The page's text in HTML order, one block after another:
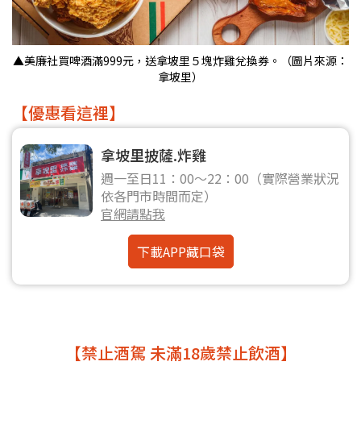
▲美廉社買啤酒滿999元，送拿坡里５塊炸雞兌換券。（圖片來源：
拿坡里）
【優惠看這裡】
拿坡里披薩.炸雞
週一至日11：00～22：00（實際營業狀況
依各門市時間而定）
官網請點我
下載APP藏口袋
【禁止酒駕 未滿18歲禁止飲酒】